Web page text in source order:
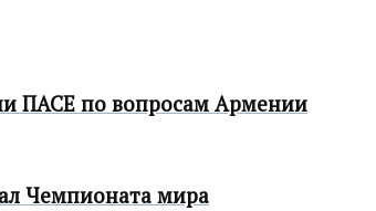
ПАСЕ по вопросам Армении
Чемпионата мира